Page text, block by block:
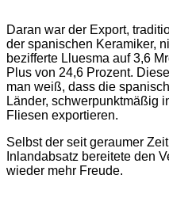
Daran war der Export,
der spanischen Keramiker,
bezifferte Lluesma auf 3,6
Plus von 24,6 Prozent.
man weiß, dass die
Länder, schwerpunktmäßig
Fliesen exportieren.
Selbst der seit geraumer
Inlandabsatz bereitete den
wieder mehr Freude.